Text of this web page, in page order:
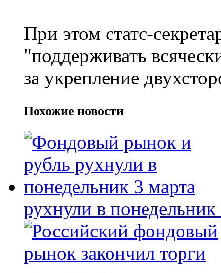
При этом статс-
"поддерживать
за укрепление
Похожие новости
рухнули в понедельник